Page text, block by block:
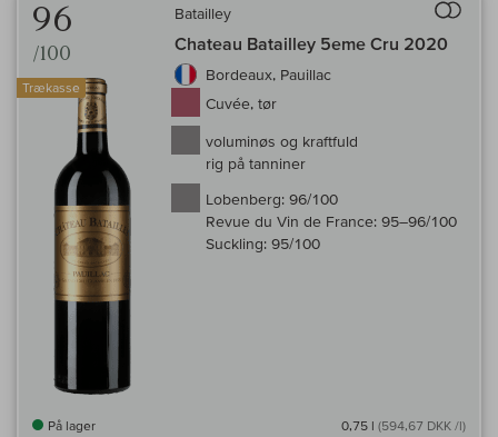
96
/100
Trækasse
Batailley
Chateau Batailley 5eme Cru 2020
Bordeaux, Pauillac
Cuvée, tør
voluminøs og kraftfuld
rig på tanniner
Lobenberg: 96/100
Revue du Vin de France: 95–96/100
Suckling: 95/100
På lager 0,75 l (594,67 DKK /l)